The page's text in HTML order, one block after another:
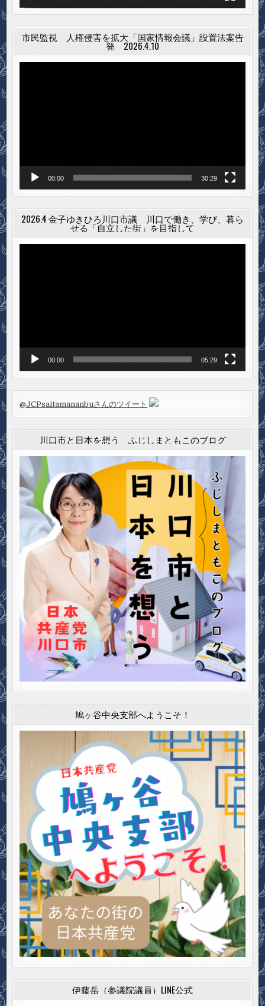
市民監視 人権侵害を拡大「国家情報会議」設置法案告
発 2026.4.10
00:00 30:29
2026.4 金子ゆきひろ川口市議 川口で働き、学び、暮ら
せる「自立した街」を目指して
00:00 05:29
@JCPsaitamananbuさんのツイート
川口市と日本を想う ふじしまともこのブログ
鳩ヶ谷中央支部へようこそ！
伊藤岳（参議院議員）LINE公式